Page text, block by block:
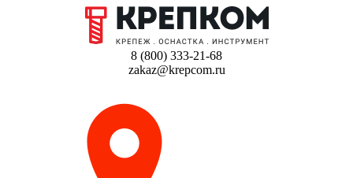
8 (800) 333-21-68
zakaz@krepcom.ru